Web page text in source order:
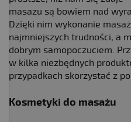
masażu są bowiem nad
Dzięki nim wykonanie
najmniejszych trudności, a
dobrym samopoczuciem.
w kilka niezbędnych
przypadkach skorzystać z
Kosmetyki do masażu